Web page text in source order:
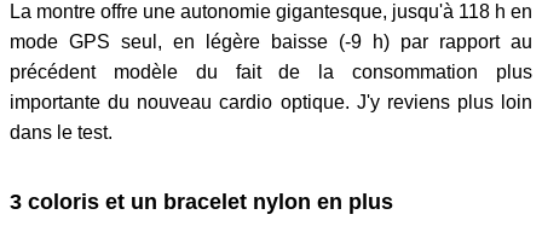
La montre offre une autonomie gigantesque, jusqu'à 118 h en
mode GPS seul, en légère baisse (-9 h) par rapport au
précédent modèle du fait de la consommation plus
importante du nouveau cardio optique. J'y reviens plus loin
dans le test.
3 coloris et un bracelet nylon en plus